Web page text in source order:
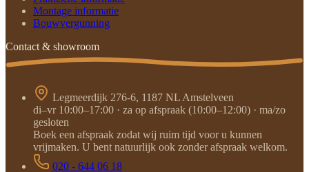
Montage informatie
Bouwvergunning
Contact & showroom
Legmeerdijk 276-6, 1187 NL Amstelveen
di–vr 10:00–17:00 · za op afspraak (10:00–12:00) · ma/zo
gesloten
Boek een afspraak zodat wij ruim tijd voor u kunnen
vrijmaken. U bent natuurlijk ook zonder afspraak welkom.
020 - 644 06 18